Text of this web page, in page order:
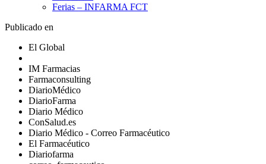
Ferias – INFARMA FCT
Publicado en
El Global
IM Farmacias
Farmaconsulting
DiarioMédico
DiarioFarma
Diario Médico
ConSalud.es
Diario Médico - Correo Farmacéutico
El Farmacéutico
Diariofarma